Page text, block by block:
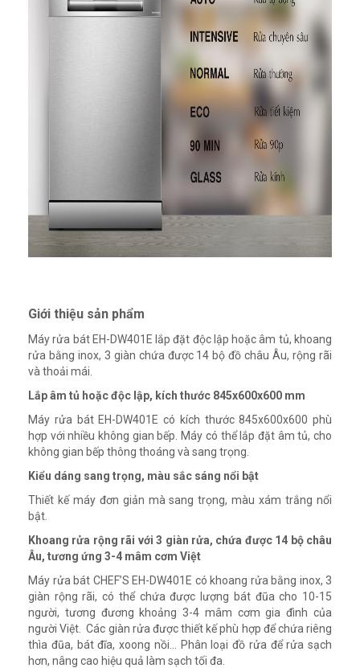
Giới thiệu sản phẩm
Máy rửa bát EH-DW401E lắp đặt độc lập hoặc âm tủ, khoang
rửa bằng inox, 3 giàn chứa được 14 bộ đồ châu Âu, rộng rãi
và thoải mái.
Lắp âm tủ hoặc độc lập, kích thước 845x600x600 mm
Máy rửa bát EH-DW401E có kích thước 845x600x600 phù
hợp với nhiều không gian bếp. Máy có thể lắp đặt âm tủ, cho
không gian bếp thông thoáng và sang trọng.
Kiểu dáng sang trọng, màu sắc sáng nổi bật
Thiết kế máy đơn giản mà sang trọng, màu xám trắng nổi
bật.
Khoang rửa rộng rãi với 3 giàn rửa, chứa được 14 bộ châu
Âu, tương ứng 3-4 mâm cơm Việt
Máy rửa bát CHEF’S EH-DW401E có khoang rửa bằng inox, 3
giàn rộng rãi, có thể chứa được lượng bát đũa cho 10-15
người, tương đương khoảng 3-4 mâm cơm gia đình của
người Việt. Các giàn rửa được thiết kế phù hợp để chứa riêng
thìa đũa, bát đĩa, xoong nồi… Phân loại đồ rửa để rửa sạch
hơn, nâng cao hiệu quả làm sạch tối đa.